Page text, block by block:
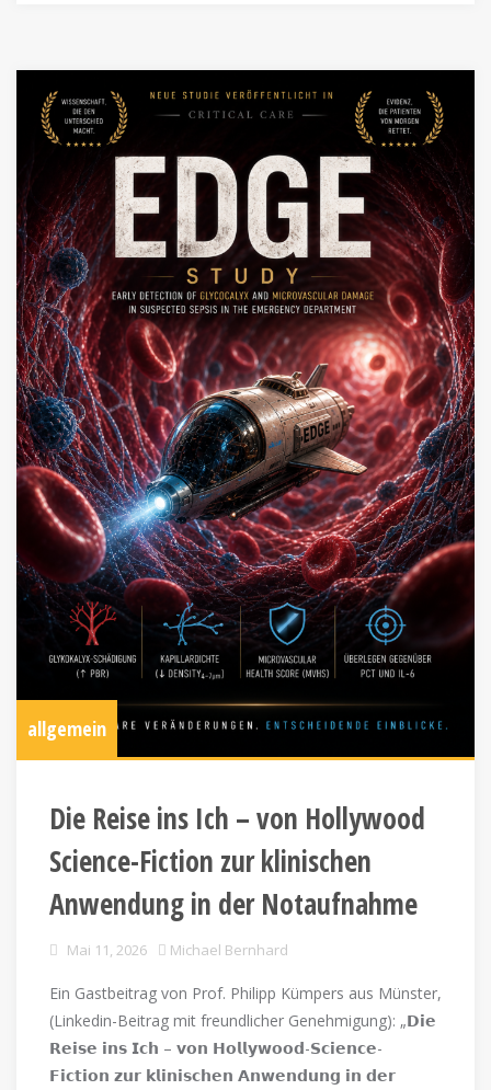
allgemein
Die Reise ins Ich – von Hollywood
Science-Fiction zur klinischen
Anwendung in der Notaufnahme
Mai 11, 2026 Michael Bernhard
Ein Gastbeitrag von Prof. Philipp Kümpers aus Münster,
(Linkedin-Beitrag mit freundlicher Genehmigung): „𝗗𝗶𝗲
𝗥𝗲𝗶𝘀𝗲 𝗶𝗻𝘀 𝗜𝗰𝗵 – 𝘃𝗼𝗻 𝗛𝗼𝗹𝗹𝘆𝘄𝗼𝗼𝗱-𝗦𝗰𝗶𝗲𝗻𝗰𝗲-
𝗙𝗶𝗰𝘁𝗶𝗼𝗻 𝘇𝘂𝗿 𝗸𝗹𝗶𝗻𝗶𝘀𝗰𝗵𝗲𝗻 𝗔𝗻𝘄𝗲𝗻𝗱𝘂𝗻𝗴 𝗶𝗻 𝗱𝗲𝗿